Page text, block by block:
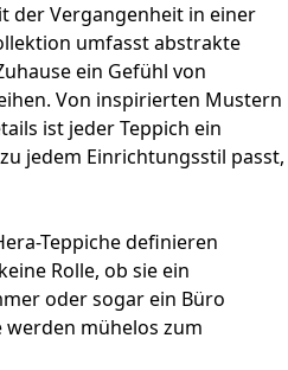
der Vergangenheit in einer
umfasst abstrakte
ein Gefühl von
Von inspirierten Mustern
ist jeder Teppich ein
jedem Einrichtungsstil passt,
Teppiche definieren
Rolle, ob sie ein
oder sogar ein Büro
werden mühelos zum